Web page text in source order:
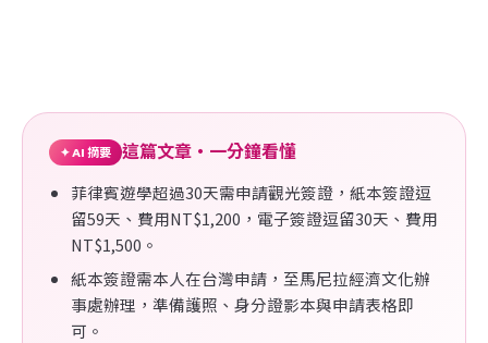
✦ AI 摘要 這篇文章・一分鐘看懂
菲律賓遊學超過30天需申請觀光簽證，紙本簽證逗
留59天、費用NT$1,200，電子簽證逗留30天、費用
NT$1,500。
紙本簽證需本人在台灣申請，至馬尼拉經濟文化辦
事處辦理，準備護照、身分證影本與申請表格即
可。